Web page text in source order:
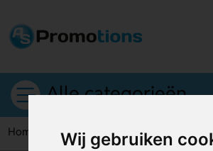
Wij gebruiken
Alle categorieën
Home Multitools Multifunctionele